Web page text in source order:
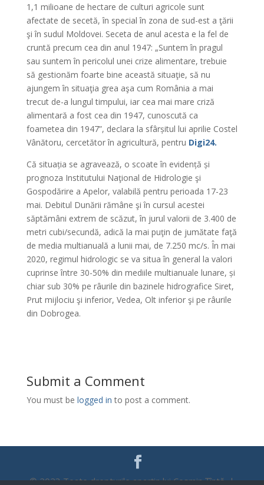
1,1 milioane de hectare de culturi agricole sunt
afectate de secetă, în special în zona de sud-est a ţării
şi în sudul Moldovei. Seceta de anul acesta e la fel de
cruntă precum cea din anul 1947: „Suntem în pragul
sau suntem în pericolul unei crize alimentare, trebuie
să gestionăm foarte bine această situaţie, să nu
ajungem în situaţia grea aşa cum România a mai
trecut de-a lungul timpului, iar cea mai mare criză
alimentară a fost cea din 1947, cunoscută ca
foametea din 1947”, declara la sfârșitul lui aprilie Costel
Vânătoru, cercetător în agricultură, pentru Digi24.
Că situația se agravează, o scoate în evidență și
prognoza Institutului Naţional de Hidrologie şi
Gospodărire a Apelor, valabilă pentru perioada 17-23
mai. Debitul Dunării rămâne şi în cursul acestei
săptămâni extrem de scăzut, în jurul valorii de 3.400 de
metri cubi/secundă, adică la mai puţin de jumătate faţă
de media multianuală a lunii mai, de 7.250 mc/s. În mai
2020, regimul hidrologic se va situa în general la valori
cuprinse între 30-50% din mediile multianuale lunare, și
chiar sub 30% pe râurile din bazinele hidrografice Siret,
Prut mijlociu şi inferior, Vedea, Olt inferior şi pe râurile
din Dobrogea.
Submit a Comment
You must be logged in to post a comment.
© 2023 Toate drepturile aparțin lui Cosmin Țîntă |